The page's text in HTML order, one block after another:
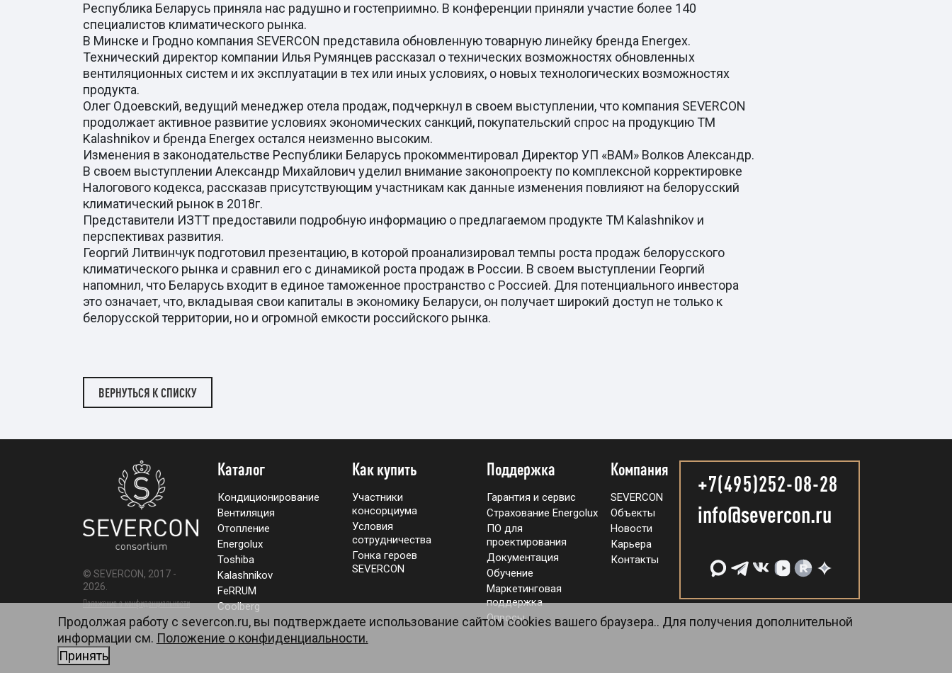
Республика Беларусь приняла нас радушно и гостеприимно. В конференции приняли участие более 140
специалистов климатического рынка.
В Минске и Гродно компания SEVERCON представила обновленную товарную линейку бренда Energex.
Технический директор компании Илья Румянцев рассказал о технических возможностях обновленных
вентиляционных систем и их эксплуатации в тех или иных условиях, о новых технологических возможностях
продукта.
Олег Одоевский, ведущий менеджер отела продаж, подчеркнул в своем выступлении, что компания SEVERCON
продолжает активное развитие условиях экономических санкций, покупательский спрос на продукцию ТМ
Kalashnikov и бренда Energex остался неизменно высоким.
Изменения в законодательстве Республики Беларусь прокомментировал Директор УП «ВАМ» Волков Александр.
В своем выступлении Александр Михайлович уделил внимание законопроекту по комплексной корректировке
Налогового кодекса, рассказав присутствующим участникам как данные изменения повлияют на белорусский
климатический рынок в 2018г.
Представители ИЗТТ предоставили подробную информацию о предлагаемом продукте ТМ Kalashnikov и
перспективах развития.
Георгий Литвинчук подготовил презентацию, в которой проанализировал темпы роста продаж белорусского
климатического рынка и сравнил его с динамикой роста продаж в России. В своем выступлении Георгий
напомнил, что Беларусь входит в единое таможенное пространство с Россией. Для потенциального инвестора
это означает, что, вкладывая свои капиталы в экономику Беларуси, он получает широкий доступ не только к
белорусской территории, но и огромной емкости российского рынка.
ВЕРНУТЬСЯ К СПИСКУ
© SEVERCON, 2017 -
2026.
Положение о конфиденциальности
Карта сайта
Каталог
Кондиционирование
Вентиляция
Отопление
Energolux
Toshiba
Kalashnikov
FeRRUM
Coolberg
Как купить
Участники
консорциума
Условия
сотрудничества
Гонка героев
SEVERCON
Поддержка
Гарантия и сервис
Страхование Energolux
ПО для
проектирования
Документация
Обучение
Маркетинговая
поддержка
Опросы
Компания
SEVERCON
Объекты
Новости
Карьера
Контакты
+7(495)252-08-28
info@severcon.ru
Продолжая работу с severcon.ru, вы подтверждаете использование сайтом cookies вашего браузера.. Для получения дополнительной
информации см. Положение о конфиденциальности.
Принять